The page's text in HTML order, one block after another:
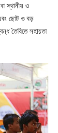
স্থানীয় ও
ছোট ও বড়
তৈরিতে সহায়তা